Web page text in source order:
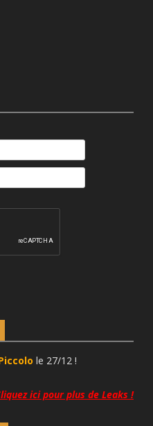
le 27/12 !
ici pour plus de Leaks !